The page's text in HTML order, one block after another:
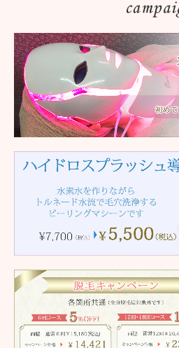
商品ページ 日焼け止め
商品ページ その他
商品ページ 栄養補助食品